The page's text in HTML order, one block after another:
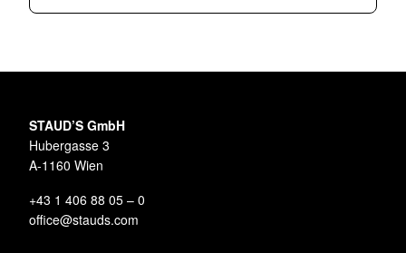
STAUD’S GmbH
Hubergasse 3
A-1160 Wien
+43 1 406 88 05 – 0
office@stauds.com